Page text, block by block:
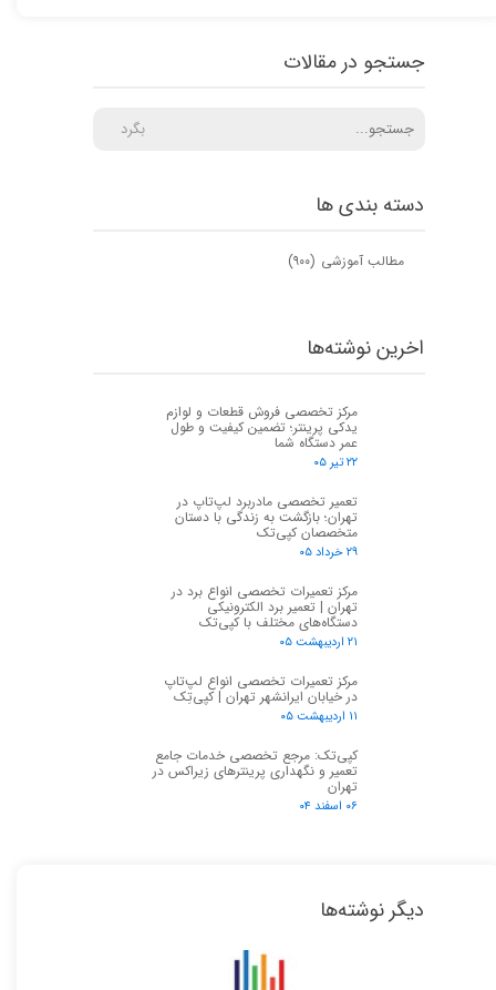
دسته بندی ها
مطالب آموزشی (۹۰۰)
جستجو در مقالات
بگرد
اخرین نوشته‌ها
مرکز تخصصی فروش قطعات و لوازم
یدکی پرینتر؛ تضمین کیفیت و طول
عمر دستگاه شما
۲۲ تیر ۰۵
تعمیر تخصصی مادربرد لپ‌تاپ در
تهران؛ بازگشت به زندگی با دستان
متخصصان کپی‌تک
۲۹ خرداد ۰۵
مرکز تعمیرات تخصصی انواع برد در
تهران | تعمیر برد الکترونیکی
دستگاه‌های مختلف با کپی‌تک
۲۱ اردیبهشت ۰۵
مرکز تعمیرات تخصصی انواع لپ‌تاپ
در خیابان ایرانشهر تهران | کپی‌تِک
۱۱ اردیبهشت ۰۵
کپی‌تک: مرجع تخصصی خدمات جامع
تعمیر و نگهداری پرینترهای زیراکس در
تهران
۰۶ اسفند ۰۴
دیگر نوشته‌ها